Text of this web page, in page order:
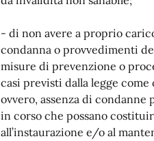
- di non avere a proprio
condanna o provvedimenti
misure di prevenzione o
casi previsti dalla legge
ovvero, assenza di
in corso che possano
all’instaurazione e/o al